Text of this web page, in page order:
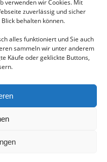
verwenden wir Cookies. Mit
zuverlässig und sicher
behalten können.
alles funktioniert und Sie auch
sammeln wir unter anderem
Käufe oder geklickte Buttons,
sozialen